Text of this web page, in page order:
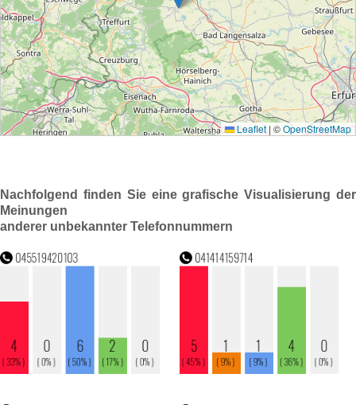
Nachfolgend finden Sie eine grafische Visualisierung der
Meinungen
anderer unbekannter Telefonnummern